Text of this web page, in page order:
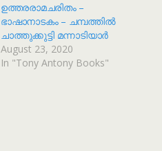
ഉത്തരരാമചരിതം –
ഭാഷാനാടകം – ചമ്പത്തിൽ
ചാത്തുക്കുട്ടി മന്നാടിയാർ
August 23, 2020
In "Tony Antony Books"